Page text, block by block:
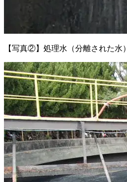
【写真②】処理水（分離された水）